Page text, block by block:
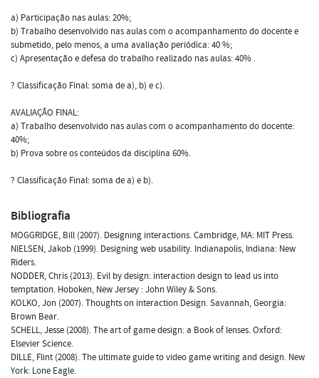
a) Participação nas aulas: 20%;
b) Trabalho desenvolvido nas aulas com o acompanhamento do docente e
submetido, pelo menos, a uma avaliação periódica: 40 %;
c) Apresentação e defesa do trabalho realizado nas aulas: 40% .
? Classificação Final: soma de a), b) e c).
AVALIAÇÃO FINAL:
a) Trabalho desenvolvido nas aulas com o acompanhamento do docente:
40%;
b) Prova sobre os conteúdos da disciplina 60%.
? Classificação Final: soma de a) e b).
Bibliografia
MOGGRIDGE, Bill (2007). Designing interactions. Cambridge, MA: MIT Press.
NIELSEN, Jakob (1999). Designing web usability. Indianapolis, Indiana: New
Riders.
NODDER, Chris (2013). Evil by design: interaction design to lead us into
temptation. Hoboken, New Jersey : John Wiley & Sons.
KOLKO, Jon (2007). Thoughts on interaction Design. Savannah, Georgia:
Brown Bear.
SCHELL, Jesse (2008). The art of game design: a Book of lenses. Oxford:
Elsevier Science.
DILLE, Flint (2008). The ultimate guide to video game writing and design. New
York: Lone Eagle.